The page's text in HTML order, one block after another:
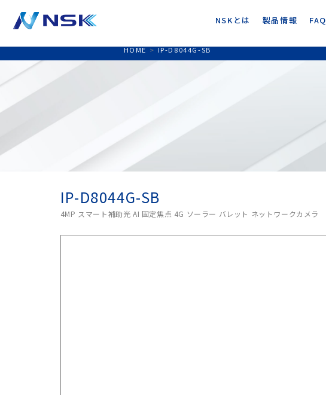
NSKとは 製品情報 FAQ
HOME > IP-D8044G-SB
IP-D8044G-SB
4MP スマート補助光 AI 固定焦点 4G ソーラー バレット ネットワークカメラ